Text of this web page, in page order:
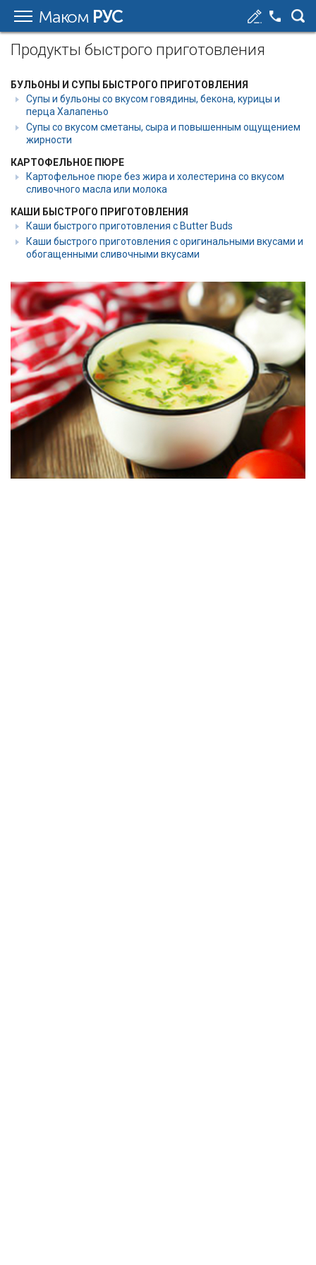
Маком РУС
Продукты быстрого приготовления
БУЛЬОНЫ И СУПЫ БЫСТРОГО ПРИГОТОВЛЕНИЯ
Супы и бульоны со вкусом говядины, бекона, курицы и
перца Халапеньо
Супы со вкусом сметаны, сыра и повышенным ощущением
жирности
КАРТОФЕЛЬНОЕ ПЮРЕ
Картофельное пюре без жира и холестерина со вкусом
сливочного масла или молока
КАШИ БЫСТРОГО ПРИГОТОВЛЕНИЯ
Каши быстрого приготовления с Butter Buds
Каши быстрого приготовления с оригинальными вкусами и
обогащенными сливочными вкусами